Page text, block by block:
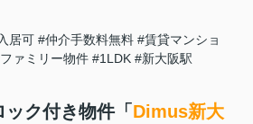
居可 #仲介手数料無料 #賃貸マンショ
ァミリー物件 #1LDK #新大阪駅
ク付き物件「 Dimus新大